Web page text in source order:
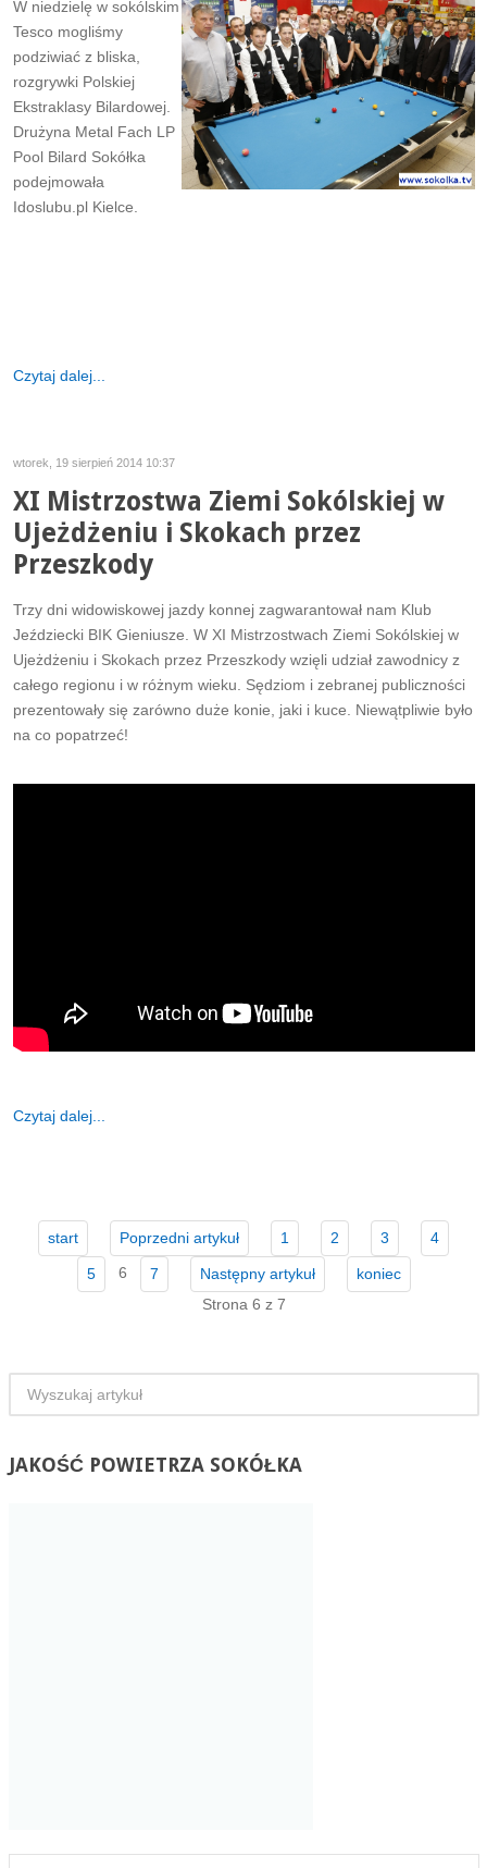
W niedzielę w sokólskim
Tesco mogliśmy
podziwiać z bliska,
rozgrywki Polskiej
Ekstraklasy Bilardowej.
Drużyna Metal Fach LP
Pool Bilard Sokółka
podejmowała
Idoslubu.pl Kielce.
Czytaj dalej...
wtorek, 19 sierpień 2014 10:37
XI Mistrzostwa Ziemi Sokólskiej w
Ujeżdżeniu i Skokach przez
Przeszkody
Trzy dni widowiskowej jazdy konnej zagwarantował nam Klub
Jeździecki BIK Gieniusze. W XI Mistrzostwach Ziemi Sokólskiej w
Ujeżdżeniu i Skokach przez Przeszkody wzięli udział zawodnicy z
całego regionu i w różnym wieku. Sędziom i zebranej publiczności
prezentowały się zarówno duże konie, jaki i kuce. Niewątpliwie było
na co popatrzeć!
Czytaj dalej...
start Poprzedni artykuł 1 2 3 4
5 6 7 Następny artykuł
koniec
Strona 6 z 7
JAKOŚĆPOWIETRZA SOKÓŁKA